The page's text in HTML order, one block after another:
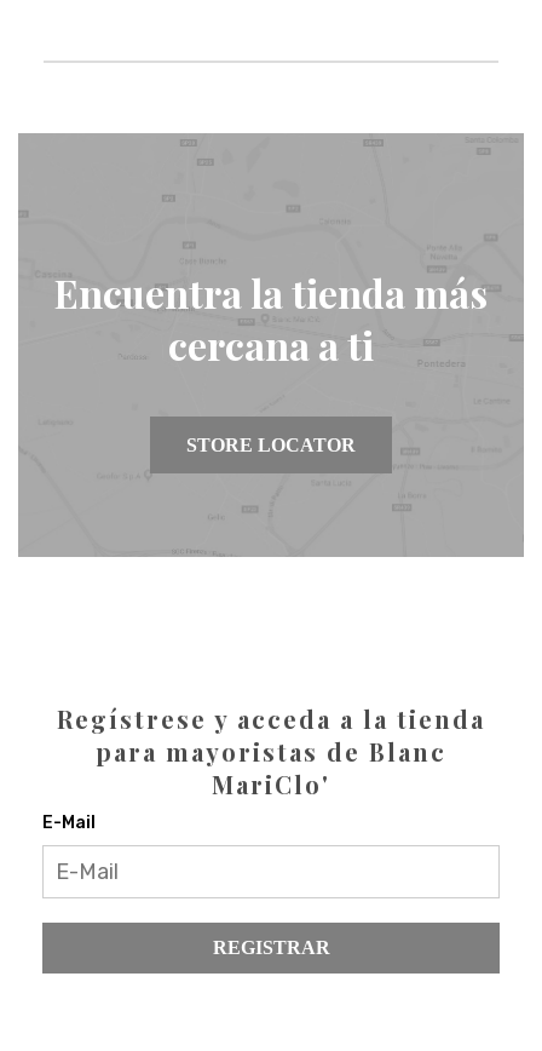
Encuentra la tienda más
cercana a ti
STORE LOCATOR
Regístrese y acceda a la tienda
para mayoristas de Blanc
MariClo'
E-Mail
REGISTRAR